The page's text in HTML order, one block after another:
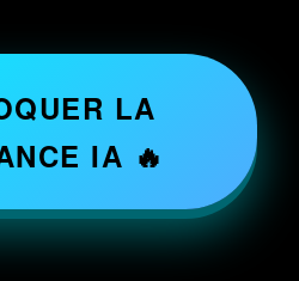
LA
IA 🔥